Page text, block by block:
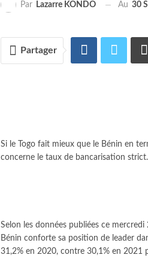
Par Lazarre KONDO Au 30
Partager
Si le Togo fait mieux que le Bénin en
concerne le taux de bancarisation
Selon les données publiées ce
Bénin conforte sa position de leader
31,2% en 2020, contre 30,1% en 2021